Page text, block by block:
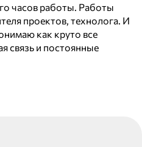
часов работы. Работы
проектов, технолога. И
как круто все
связь и постоянные